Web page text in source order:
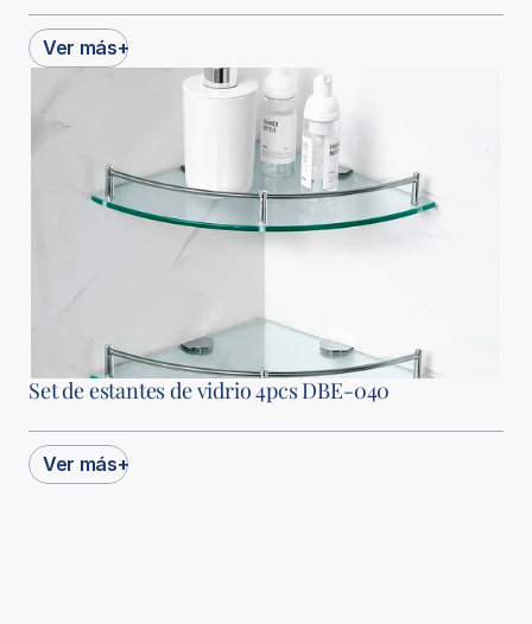
Ver más+
Set de estantes de vidrio 4pcs DBE-040
Ver más+